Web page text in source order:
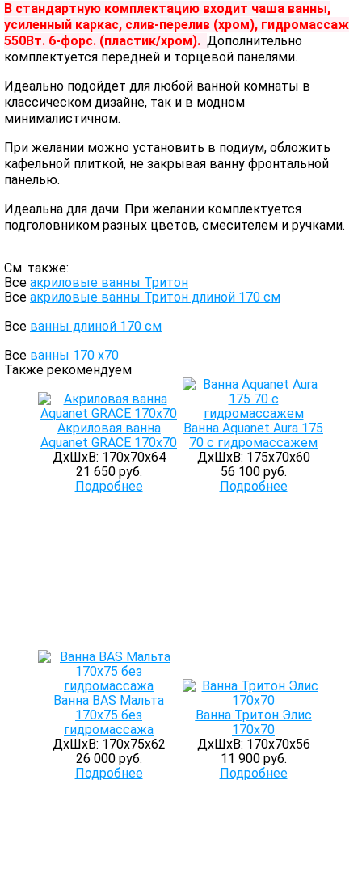
В стандартную комплектацию входит чаша ванны,
усиленный каркас, слив-перелив (хром), гидромассаж
550Вт. 6-форс. (пластик/хром). Дополнительно
комплектуется передней и торцевой панелями.
Идеально подойдет для любой ванной комнаты в
классическом дизайне, так и в модном
минималистичном.
При желании можно установить в подиум, обложить
кафельной плиткой, не закрывая ванну фронтальной
панелью.
Идеальна для дачи. При желании комплектуется
подголовником разных цветов, смесителем и ручками.
См. также:
Все акриловые ванны Тритон
Все акриловые ванны Тритон длиной 170 см
Все ванны длиной 170 см
Все ванны 170 х70
Также рекомендуем
Акриловая ванна
Aquanet GRACE 170x70
ДхШхВ: 170х70х64
21 650 руб.
Подробнее
Ванна Aquanet Aura 175
70 с гидромассажем
ДхШхВ: 175х70х60
56 100 руб.
Подробнее
Ванна BAS Мальта
170х75 без
гидромассажа
ДхШхВ: 170х75х62
26 000 руб.
Подробнее
Ванна Тритон Элис
170x70
ДхШхВ: 170х70х56
11 900 руб.
Подробнее